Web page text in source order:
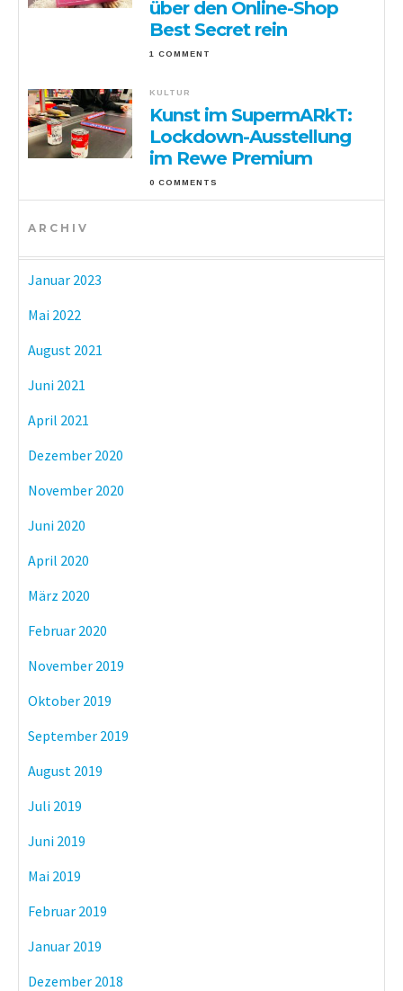
über den Online-Shop
Best Secret rein
1 COMMENT
KULTUR
Kunst im SupermARkT:
Lockdown-Ausstellung
im Rewe Premium
0 COMMENTS
ARCHIV
Januar 2023
Mai 2022
August 2021
Juni 2021
April 2021
Dezember 2020
November 2020
Juni 2020
April 2020
März 2020
Februar 2020
November 2019
Oktober 2019
September 2019
August 2019
Juli 2019
Juni 2019
Mai 2019
Februar 2019
Januar 2019
Dezember 2018